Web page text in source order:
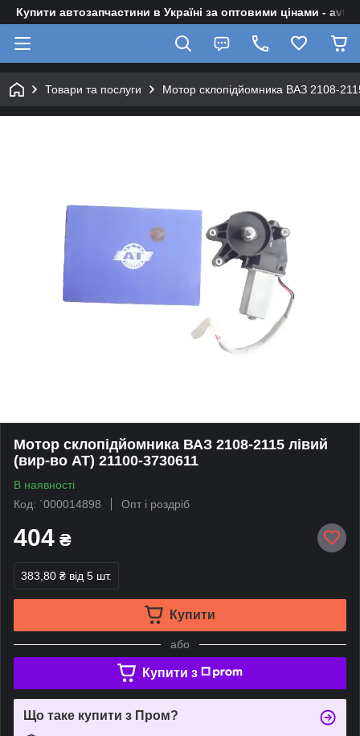
Купити автозапчастини в Україні за оптовими цінами -
Товари та послуги Мотор склопідйомника ВАЗ 2108-
Мотор склопідйомника ВАЗ 2108-2115 лівий
(вир-во АТ) 21100-3730611
В наявності
Код: `000014898
Опт і роздріб
404 ₴
383,80 ₴ від 5 шт.
Купити
або
Купити з
Що таке купити з Пром?